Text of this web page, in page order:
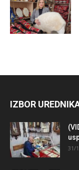
IZBOR
31/